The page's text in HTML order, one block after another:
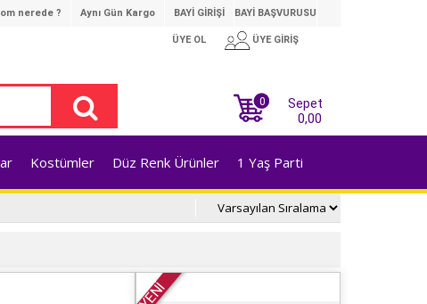
nerede ? Aynı Gün Kargo BAYİ GİRİŞİ BAYİ BAŞVURUSU
ÜYE GİRİŞ
ÜYE OL
Sepet
0
0,00
Kostümler Düz Renk Ürünler 1 Yaş Parti
YENİ